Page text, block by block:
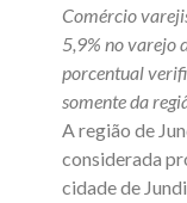
Comércio
5,9% no varejo
porcentual
somente da
A região de
considerada
cidade de